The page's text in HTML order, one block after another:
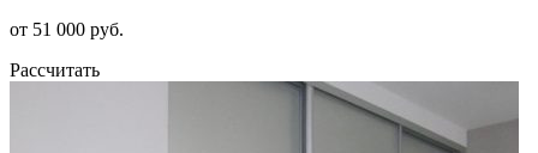
от 51 000 руб.
Рассчитать